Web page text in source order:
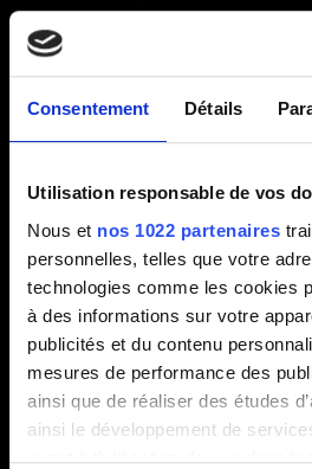
Consentement Détails
Utilisation responsable de vos
Nous et nos 1022 partenaires
personnelles, telles que votre
technologies comme les cookies
à des informations sur votre
publicités et du contenu
mesures de performance des
ainsi que de réaliser des études
ainsi le développement de
quant à l'utilisation de vos
Bonus
Bande-son de
Thronebreaker: The Witcher
Politique de création
Politique de création vidéo